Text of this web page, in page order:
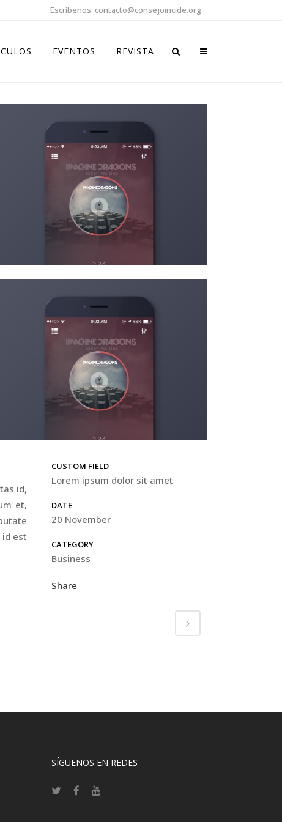
Escríbenos: contacto@consejoincide.org
EVENTOS REVISTA
id,
et,
est
CUSTOM FIELD
Lorem ipsum dolor sit amet
DATE
20 November
CATEGORY
Business
Share
SÍGUENOS EN REDES